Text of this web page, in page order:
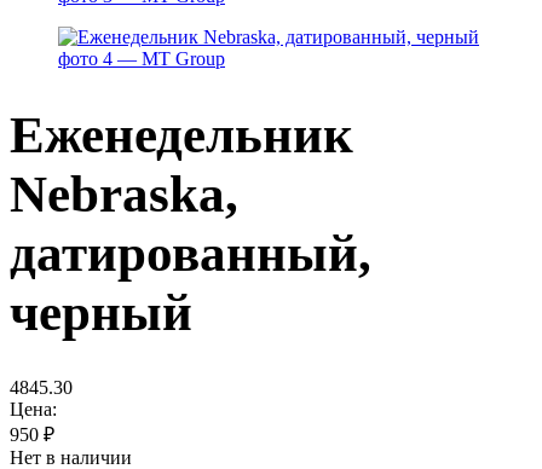
Еженедельник
Nebraska,
датированный,
черный
4845.30
Цена:
950 ₽
Нет в наличии